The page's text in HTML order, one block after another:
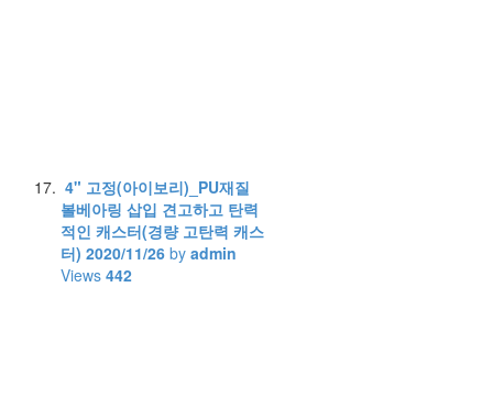
4" 고정(아이보리)_PU재질
볼베아링 삽입 견고하고 탄력
적인 캐스터(경량 고탄력 캐스
터) 2020/11/26 by admin
Views 442